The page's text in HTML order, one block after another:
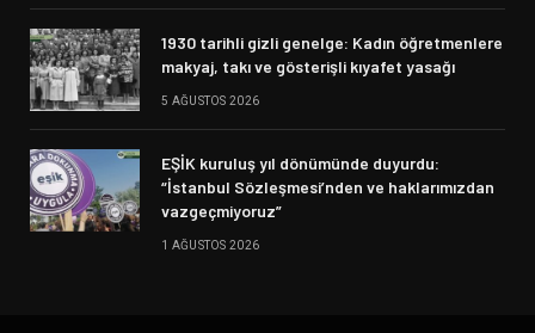
1930 tarihli gizli genelge: Kadın öğretmenlere
makyaj, takı ve gösterişli kıyafet yasağı
5 AĞUSTOS 2026
EŞİK kuruluş yıl dönümünde duyurdu:
“İstanbul Sözleşmesi’nden ve haklarımızdan
vazgeçmiyoruz”
1 AĞUSTOS 2026